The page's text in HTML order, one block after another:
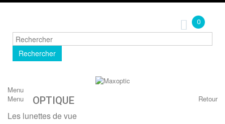
0
Rechercher
Menu
Menu
Retour
OPTIQUE
Les lunettes de vue